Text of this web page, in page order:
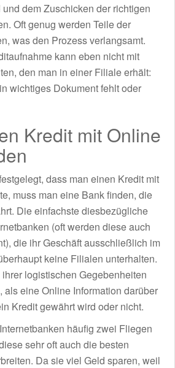
dem Zuschicken der richtigen
Oft genug werden Teile der
was den Prozess verlangsamt.
kann eben nicht mit
den man in einer Filiale erhält:
wichtiges Dokument fehlt oder
Kredit mit Online
dass man einen Kredit mit
muss man eine Bank finden, die
Die einfachste diesbezügliche
(oft werden diese auch
die ihr Geschäft ausschließlich im
keine Filialen unterhalten.
logistischen Gegebenheiten
als eine Online Information darüber
Kredit gewährt wird oder nicht.
häufig zwei Fliegen
sehr oft auch die besten
Da sie viel Geld sparen, weil